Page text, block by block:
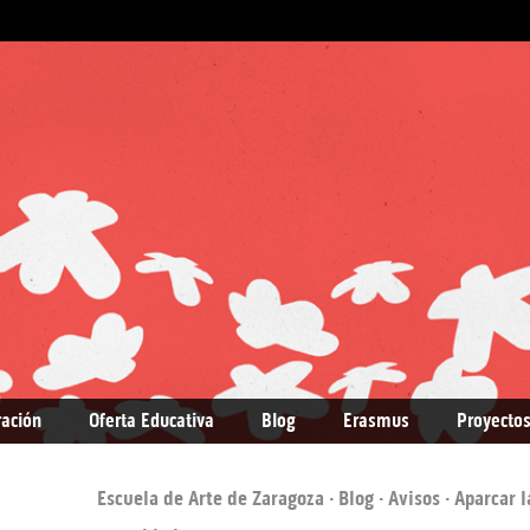
Oferta Educativa Blog Erasmus
Escuela de Arte de Zaragoza · Blog ·Avisos · Aparcar